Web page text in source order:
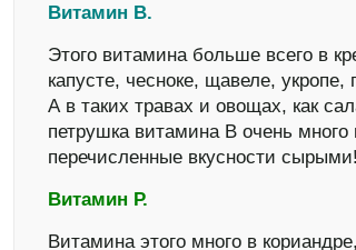
Витамин В.
Этого витамина больше всего в
капусте, чесноке, щавеле,
А в таких травах и овощах, как
петрушка витамина В очень
перечисленные вкусности сырыми!
Витамин Р.
Витамина этого много в